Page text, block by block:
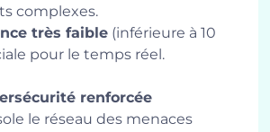
complexes.
très faible (inférieure à 10
pour le temps réel.
renforcée
le réseau des menaces